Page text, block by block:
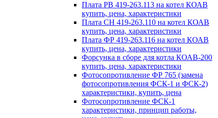
Плата РВ 419-263.113 на котел КОАВ
купить, цена, характеристики
Плата СН 419-263.110 на котел КОАВ
купить, цена, характеристики
Плата ФР 419-263.116 на котел КОАВ
купить, цена, характеристики
Форсунка в сборе для котла КОАВ-200
купить, цена, характеристики
Фотосопротивление ФР 765 (замена
фотосопротивления ФСК-1 и ФСК-2)
характеристики, купить, цена
Фотосопротивление ФСК-1
характеристики, принцип работы,